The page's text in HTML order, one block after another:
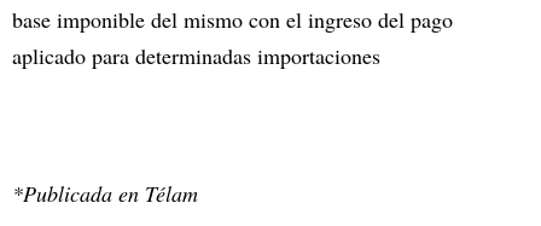
base imponible del mismo con el ingreso del pago
aplicado para determinadas importaciones
*Publicada en Télam